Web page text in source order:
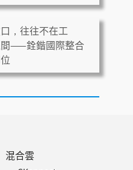
，往往不在工
——銓鍇國際整合
混合雲